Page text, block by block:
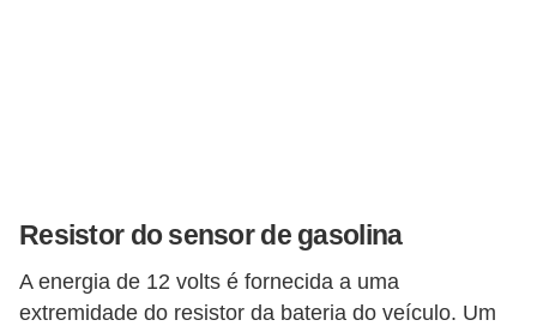
Resistor do sensor de gasolina
A energia de 12 volts é fornecida a uma
extremidade do resistor da bateria do veículo. Um
s
ó